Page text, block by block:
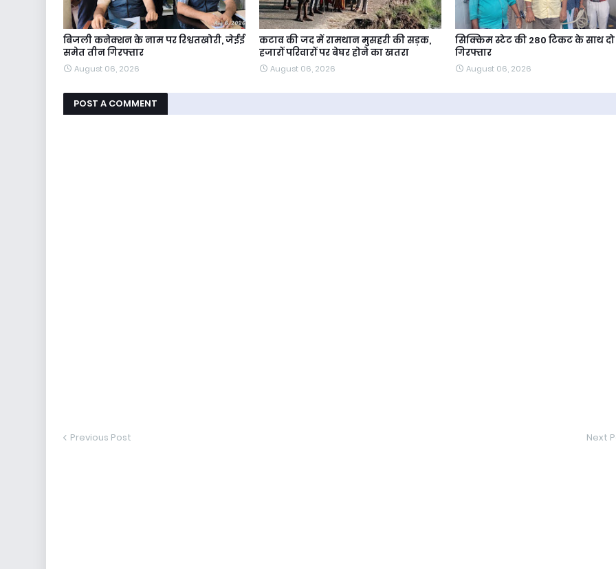
बिजली कनेक्शन के नाम पर रिश्वतखोरी, जेईई
समेत तीन गिरफ्तार
August 06, 2026
कटाव की जद में रामथान मुसहरी की सड़क,
हजारों परिवारों पर बेघर होने का खतरा
August 06, 2026
सिक्किम स्टेट की 280 टिकट के साथ दो
गिरफ्तार
August 06, 2026
POST A COMMENT
Previous Post Next